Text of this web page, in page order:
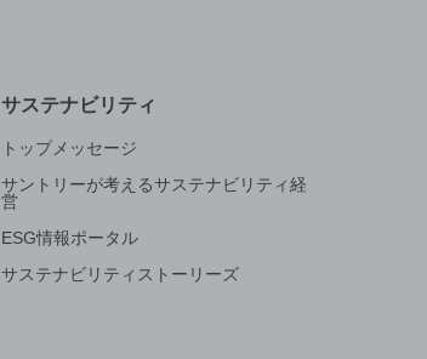
サステナビリティ
トップメッセージ
サントリーが考えるサステナビリティ経
営
ESG情報ポータル
サステナビリティストーリーズ